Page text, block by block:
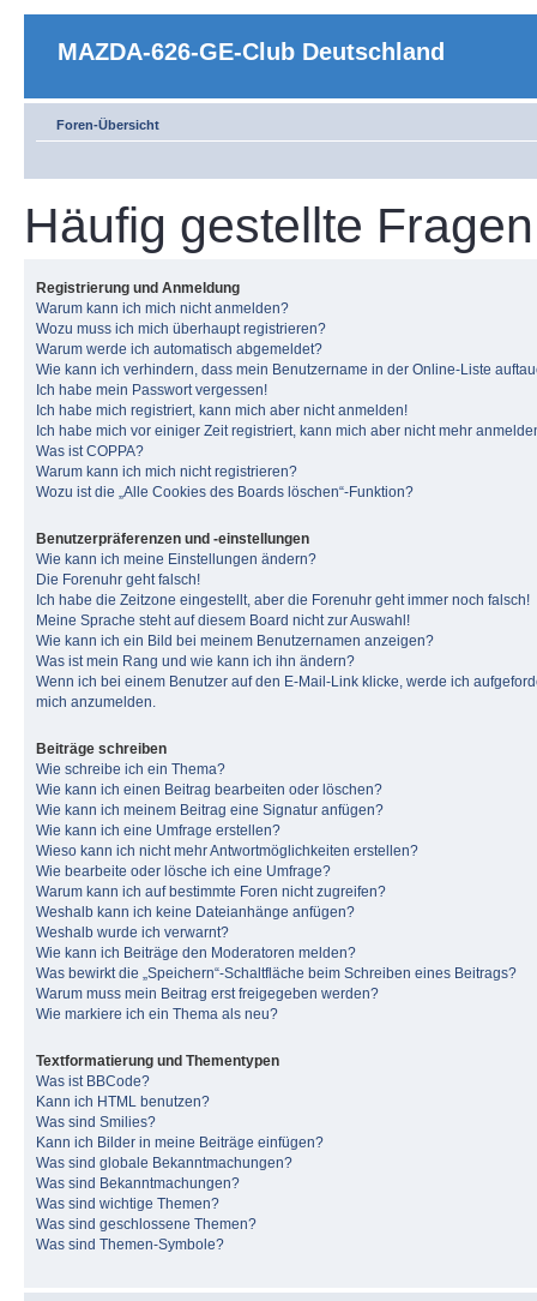
MAZDA-626-GE-Club Deutschland
Foren-Übersicht
Häufig gestellte Fragen
Registrierung und Anmeldung
Warum kann ich mich nicht anmelden?
Wozu muss ich mich überhaupt registrieren?
Warum werde ich automatisch abgemeldet?
Wie kann ich verhindern, dass mein Benutzername in der Online-Liste
Ich habe mein Passwort vergessen!
Ich habe mich registriert, kann mich aber nicht anmelden!
Ich habe mich vor einiger Zeit registriert, kann mich aber nicht mehr
Was ist COPPA?
Warum kann ich mich nicht registrieren?
Wozu ist die „Alle Cookies des Boards löschen“-Funktion?
Benutzerpräferenzen und -einstellungen
Wie kann ich meine Einstellungen ändern?
Die Forenuhr geht falsch!
Ich habe die Zeitzone eingestellt, aber die Forenuhr geht immer noch falsch!
Meine Sprache steht auf diesem Board nicht zur Auswahl!
Wie kann ich ein Bild bei meinem Benutzernamen anzeigen?
Was ist mein Rang und wie kann ich ihn ändern?
Wenn ich bei einem Benutzer auf den E-Mail-Link klicke, werde ich
mich anzumelden.
Beiträge schreiben
Wie schreibe ich ein Thema?
Wie kann ich einen Beitrag bearbeiten oder löschen?
Wie kann ich meinem Beitrag eine Signatur anfügen?
Wie kann ich eine Umfrage erstellen?
Wieso kann ich nicht mehr Antwortmöglichkeiten erstellen?
Wie bearbeite oder lösche ich eine Umfrage?
Warum kann ich auf bestimmte Foren nicht zugreifen?
Weshalb kann ich keine Dateianhänge anfügen?
Weshalb wurde ich verwarnt?
Wie kann ich Beiträge den Moderatoren melden?
Was bewirkt die „Speichern“-Schaltfläche beim Schreiben eines Beitrags?
Warum muss mein Beitrag erst freigegeben werden?
Wie markiere ich ein Thema als neu?
Textformatierung und Thementypen
Was ist BBCode?
Kann ich HTML benutzen?
Was sind Smilies?
Kann ich Bilder in meine Beiträge einfügen?
Was sind globale Bekanntmachungen?
Was sind Bekanntmachungen?
Was sind wichtige Themen?
Was sind geschlossene Themen?
Was sind Themen-Symbole?